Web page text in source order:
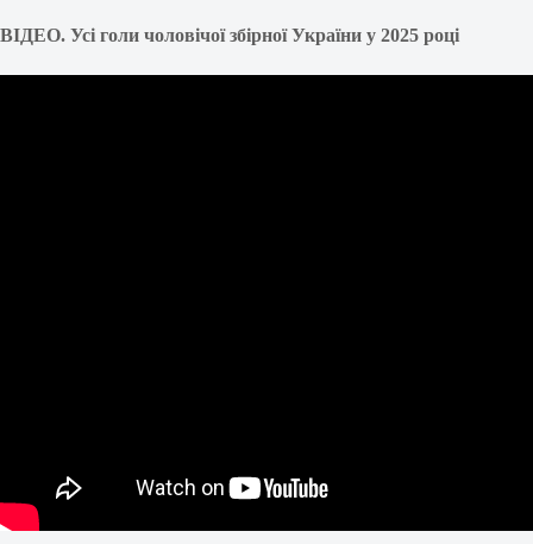
ВІДЕО. Усі голи чоловічої збірної України у 2025 році